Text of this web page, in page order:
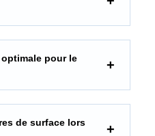
pour le
de surface lors